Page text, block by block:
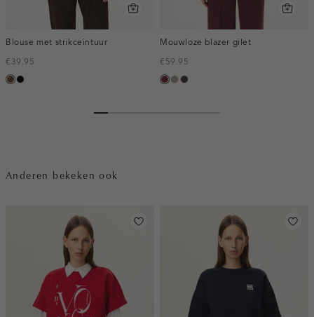
Blouse met strikceintuur
€39.95
donkerbruin
zwart
Mouwloze blazer gilet
€59.95
bordeaux,
taupe,
choco,
Anderen bekeken ook